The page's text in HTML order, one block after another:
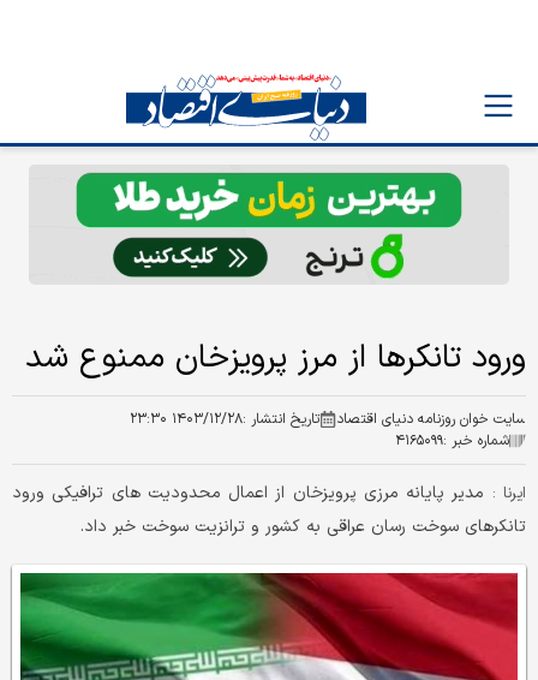
ورود تانکر‌ها از مرز پرویزخان ممنوع شد
سایت خوان روزنامه دنیای اقتصاد تاریخ انتشار :۱۴۰۳/۱۲/۲۸ ۲۳:۳۰
شماره خبر :۴۱۶۵۰۹۹
ایرنا : مدیر پایانه مرزی پرویزخان از اعمال محدودیت های ترافیکی ورود
تانکرهای سوخت رسان عراقی به کشور و ترانزیت سوخت خبر داد.